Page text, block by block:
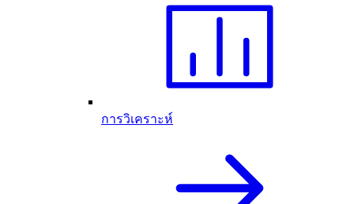
การวิเคราะห์